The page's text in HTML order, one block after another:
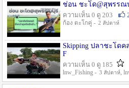
ช่อน ชะโด@สุพรรณ
ความเห็น 0 ดู 203
ก้อง ตะโกคู่ - 2 สัปดาห์
Skipping ปลาชะโดค
F
ความเห็น 0 ดู 185
lnw_Fishing - 3 สัปดาห์,